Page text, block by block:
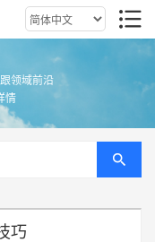
领域前沿
情
巧